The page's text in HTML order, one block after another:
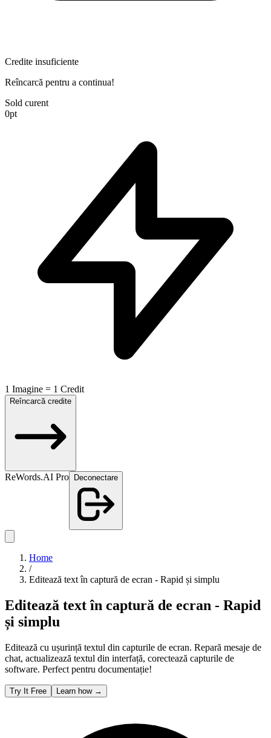
Credite insuficiente
Reîncarcă pentru a continua!
Sold curent
0pt
1 Imagine = 1 Credit
Reîncarcă credite
ReWords.AI Pro Deconectare
Home
/
Editează text în captură de ecran - Rapid și simplu
Editează text în captură de ecran - Rapid
și simplu
Editează cu ușurință textul din capturile de ecran. Repară mesaje de
chat, actualizează textul din interfață, corectează capturile de
software. Perfect pentru documentație!
Try It Free Learn how →